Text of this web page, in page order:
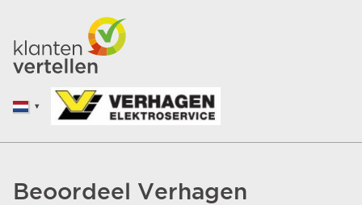
Beoordeel Verhagen